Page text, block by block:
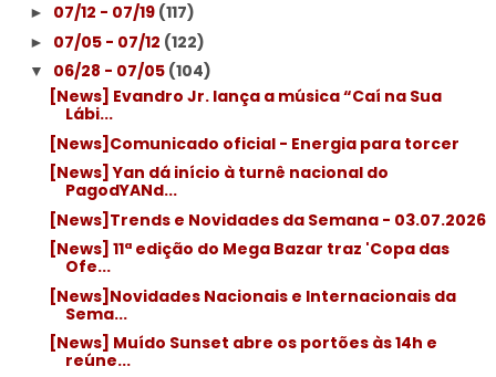
► 07/12 - 07/19 (117)
► 07/05 - 07/12 (122)
▼ 06/28 - 07/05 (104)
[News] Evandro Jr. lança a música “Caí na Sua
Lábi...
[News]Comunicado oficial - Energia para torcer
[News] Yan dá início à turnê nacional do
PagodYANd...
[News]Trends e Novidades da Semana - 03.07.2026
[News] 11ª edição do Mega Bazar traz 'Copa das
Ofe...
[News]Novidades Nacionais e Internacionais da
Sema...
[News] Muído Sunset abre os portões às 14h e
reúne...